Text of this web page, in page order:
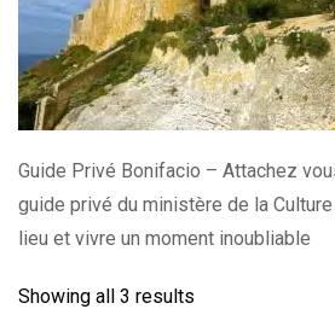
Guide Privé Bonifacio – Attachez
guide privé du ministère de la
lieu et vivre un moment inoubliable
Showing all 3 results